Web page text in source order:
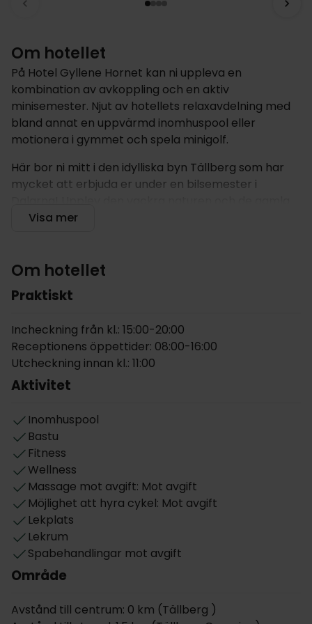
Om hotellet
På Hotel Gyllene Hornet kan ni uppleva en
kombination av avkoppling och en aktiv
minisemester. Njut av hotellets relaxavdelning med
bland annat en uppvärmd inomhuspool eller
motionera i gymmet och spela minigolf.
Här bor ni mitt i den idylliska byn Tällberg som har
mycket att erbjuda er under en bilsemester i
timmerhusen eller någon av många kulturella
dess renoverats ett antal gånger.
Hotellet erbjuder
Tällberg och erbjuder massor av aktiviteter för hela
familjen, både inomhus och utomhus.
Koppla av i den uppvärmda poolen och njut av en
yngsta besökarna. Hotellet har en egen
gymnastikhall där alla möjliga sporter kan spelas,
bland annat innebandy, basket och att träna på en
hinderbana är möjligt. Här finns även ett gym,
minigolfbana och tennisbana.
I lobbyn finns en TV samt sällskapsaktiviteter som
biljard och sällskapsspel.
I restaurangen serveras en generös frukostbuffé
och tvårättersmiddag alternativt buffé utvalda
dagar.
Om rummen
Visa mer
Om hotellet
Praktiskt
Incheckning från kl.: 15:00-20:00
Receptionens öppettider: 08:00-16:00
Utcheckning innan kl.: 11:00
Aktivitet
Inomhuspool
Bastu
Fitness
Wellness
Massage mot avgift: Mot avgift
Möjlighet att hyra cykel: Mot avgift
Lekplats
Lekrum
Spabehandlingar mot avgift
Område
Avstånd till centrum: 0 km (Tällberg )